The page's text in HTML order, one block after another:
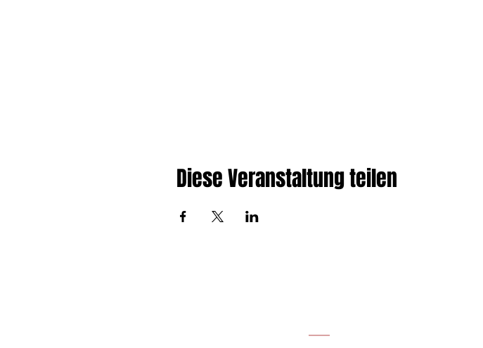
Diese Veranstaltung teilen